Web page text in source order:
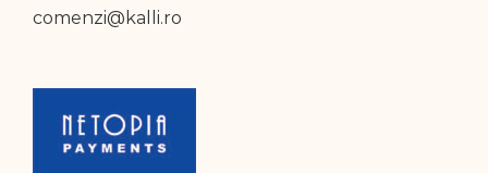
comenzi@kalli.ro